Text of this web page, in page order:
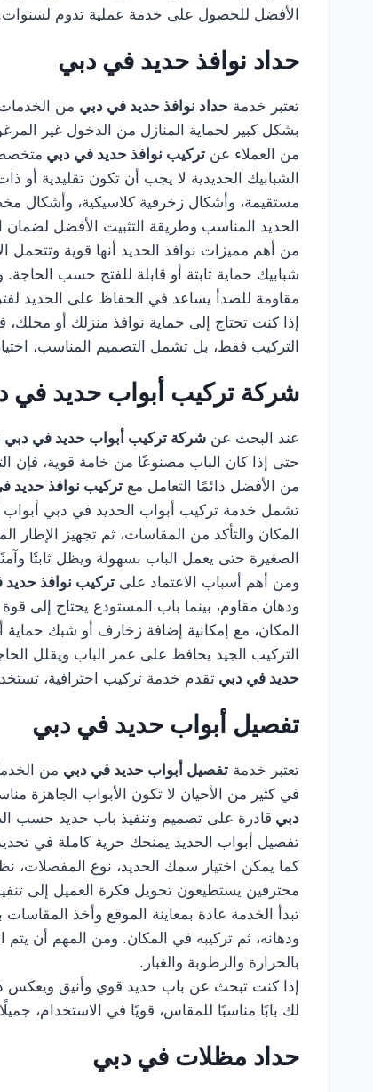
الأفضل للحصول على خدمة عملية تدوم
حداد نوافذ حديد في دبي
تعتبر خدمة حداد نوافذ حديد في دبي من
بشكل كبير لحماية المنازل من الدخول غير
من العملاء عن تركيب نوافذ حديد في دبي
الشبابيك الحديدية لا يجب أن تكون تقليدية
مستقيمة، وأشكال زخرفية كلاسيكية، وأشكال
الحديد المناسب وطريقة التثبيت الأفضل لضمان
من أهم مميزات نوافذ الحديد أنها قوية وتتحمل
شبابيك حماية ثابتة أو قابلة للفتح حسب
مقاومة للصدأ يساعد في الحفاظ على الحديد
إذا كنت تحتاج إلى حماية نوافذ منزلك أو محلك،
التركيب فقط، بل تشمل التصميم المناسب،
شركة تركيب أبواب حديد في
عند البحث عن شركة تركيب أبواب حديد في دبي
حتى إذا كان الباب مصنوعًا من خامة قوية، فإن
من الأفضل دائمًا التعامل مع تركيب نوافذ حديد
تشمل خدمة تركيب أبواب الحديد في دبي أبواب
المكان والتأكد من المقاسات، ثم تجهيز الإطار
الصغيرة حتى يعمل الباب بسهولة ويظل ثابتًا
ومن أهم أسباب الاعتماد على تركيب نوافذ
ودهان مقاوم، بينما باب المستودع يحتاج إلى
المكان، مع إمكانية إضافة زخارف أو شبك حماية
التركيب الجيد يحافظ على عمر الباب ويقلل
حديد في دبي تقدم خدمة تركيب احترافية،
تفصيل أبواب حديد في دبي
تعتبر خدمة تفصيل أبواب حديد في دبي من
في كثير من الأحيان لا تكون الأبواب الجاهزة
دبي قادرة على تصميم وتنفيذ باب حديد حسب
تفصيل أبواب الحديد يمنحك حرية كاملة في
كما يمكن اختيار سمك الحديد، نوع المفصلات،
محترفين يستطيعون تحويل فكرة العميل إلى
تبدأ الخدمة عادة بمعاينة الموقع وأخذ
ودهانه، ثم تركيبه في المكان. ومن المهم أن
بالحرارة والرطوبة والغبار.
إذا كنت تبحث عن باب حديد قوي وأنيق
لك بابًا مناسبًا للمقاس، قويًا في
حداد مظلات في دبي